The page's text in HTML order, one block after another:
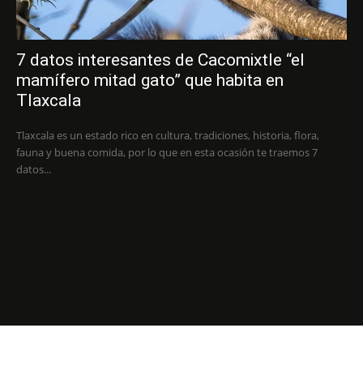
7 datos interesantes de Cacomixtle “el
mamífero mitad gato” que habita en
Tlaxcala
Tlaxcala es un estado rico en cultura, tradiciones, historia, flora,
fauna y buena comida, por lo que en esta ocasión te traemos 7
datos...